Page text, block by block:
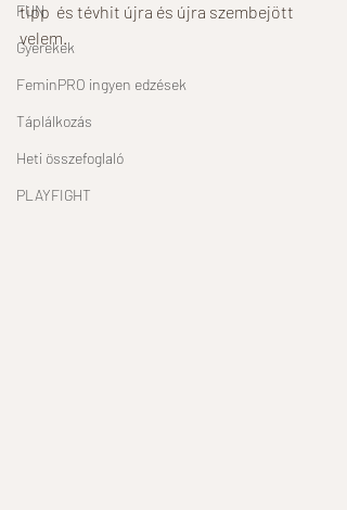
FUN
Gyerekek
FeminPRO ingyen edzések
Táplálkozás
Heti összefoglaló
PLAYFIGHT
tipp  és tévhit újra és újra szembejött
velem.